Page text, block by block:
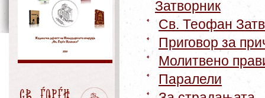
Затворник
Св. Теофан
Приговор за
Молитвено
Паралели